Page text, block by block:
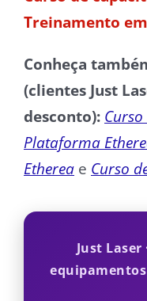
Treinamento
Conheça
(clientes Just
desconto):
Plataforma
Etherea e Curso
Just Laser